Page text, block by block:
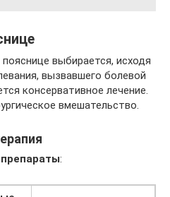
выбирается, исходя
вызвавшего болевой
консервативное лечение.
вмешательство.
: